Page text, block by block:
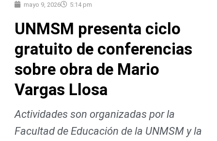
mayo 9, 2026 5:14 pm
UNMSM presenta ciclo
gratuito de conferencias
sobre obra de Mario
Vargas Llosa
Actividades son organizadas por la
Facultad de Educación de la UNMSM y la